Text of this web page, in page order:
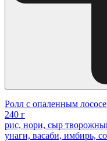
Ролл с опаленным
240 г
рис, нори, сыр
унаги, васаби, имбирь,